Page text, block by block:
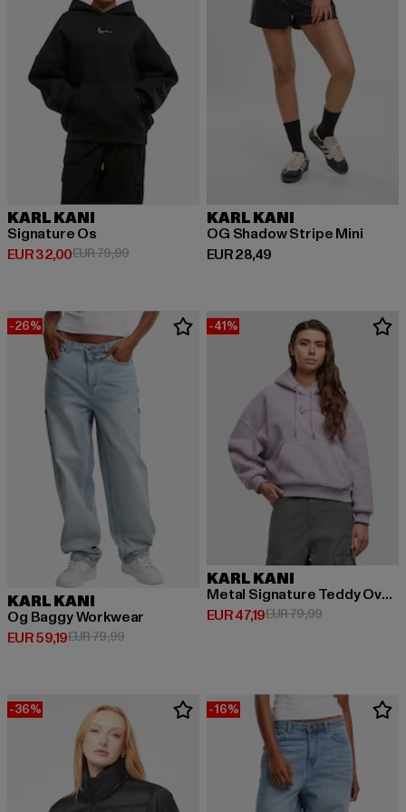
KARL KANI
Signature Os
EUR 32,00
Huidige prijs: EUR 32,00
EUR 79,99Actieprijs: EUR 79,99
KARL KANI
OG Shadow Stripe Mini
EUR 28,49
Huidige prijs: EUR 28,49
-26%
KARL KANI
Og Baggy Workwear
EUR 59,19
Huidige prijs: EUR 59,19
EUR 79,99Actieprijs: EUR 79,99
-41%
KARL KANI
Metal Signature Teddy Oversized
EUR 47,19
Huidige prijs: EUR 47,19
EUR 79,99Actieprijs:
-36% -16%